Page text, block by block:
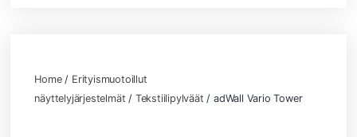
Home/ Erityismuotoillut
näyttelyjärjestelmät / Tekstiilipylväät / adWall Vario Tower